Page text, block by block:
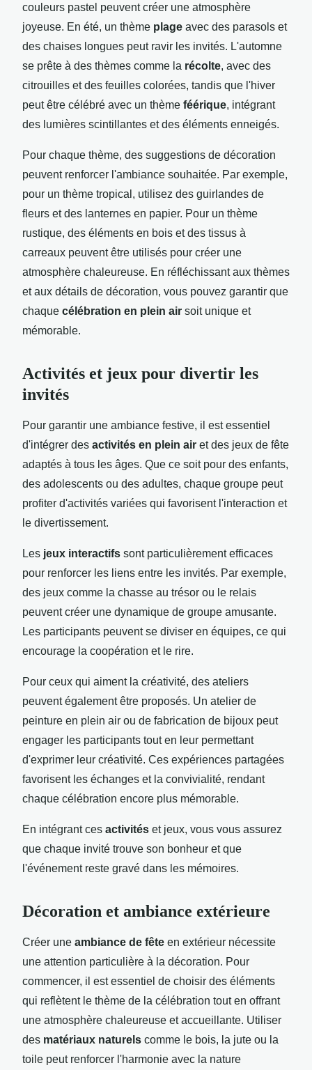
couleurs pastel peuvent créer une atmosphère
joyeuse. En été, un thème plage avec des parasols et
des chaises longues peut ravir les invités. L'automne
se prête à des thèmes comme la récolte, avec des
citrouilles et des feuilles colorées, tandis que l'hiver
peut être célébré avec un thème féérique, intégrant
des lumières scintillantes et des éléments enneigés.
Pour chaque thème, des suggestions de décoration
peuvent renforcer l'ambiance souhaitée. Par exemple,
pour un thème tropical, utilisez des guirlandes de
fleurs et des lanternes en papier. Pour un thème
rustique, des éléments en bois et des tissus à
carreaux peuvent être utilisés pour créer une
atmosphère chaleureuse. En réfléchissant aux thèmes
et aux détails de décoration, vous pouvez garantir que
chaque célébration en plein air soit unique et
mémorable.
Activités et jeux pour divertir les
invités
Pour garantir une ambiance festive, il est essentiel
d'intégrer des activités en plein air et des jeux de fête
adaptés à tous les âges. Que ce soit pour des enfants,
des adolescents ou des adultes, chaque groupe peut
profiter d'activités variées qui favorisent l'interaction et
le divertissement.
Les jeux interactifs sont particulièrement efficaces
pour renforcer les liens entre les invités. Par exemple,
des jeux comme la chasse au trésor ou le relais
peuvent créer une dynamique de groupe amusante.
Les participants peuvent se diviser en équipes, ce qui
encourage la coopération et le rire.
Pour ceux qui aiment la créativité, des ateliers
peuvent également être proposés. Un atelier de
peinture en plein air ou de fabrication de bijoux peut
engager les participants tout en leur permettant
d'exprimer leur créativité. Ces expériences partagées
favorisent les échanges et la convivialité, rendant
chaque célébration encore plus mémorable.
En intégrant ces activités et jeux, vous vous assurez
que chaque invité trouve son bonheur et que
l'événement reste gravé dans les mémoires.
Décoration et ambiance extérieure
Créer une ambiance de fête en extérieur nécessite
une attention particulière à la décoration. Pour
commencer, il est essentiel de choisir des éléments
qui reflètent le thème de la célébration tout en offrant
une atmosphère chaleureuse et accueillante. Utiliser
des matériaux naturels comme le bois, la jute ou la
toile peut renforcer l'harmonie avec la nature